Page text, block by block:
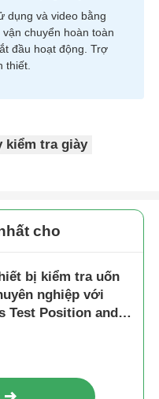
dụng và video bằng
chuyển hoàn toàn
đầu hoạt động. Trợ
thiết.
kiểm tra giày
cho
bị kiểm tra uốn
nghiệp với
Test Position and
Flexing Angle for